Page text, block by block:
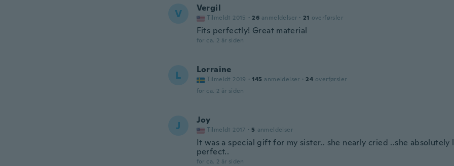
V Vergil
Tilmeldt 2015 · 26 anmeldelser · 21 overførsler
Fits perfectly! Great material
for ca. 2 år siden
L Lorraine
Tilmeldt 2019 · 145 anmeldelser · 24 overførsler
for ca. 2 år siden
J Joy
Tilmeldt 2017 · 5 anmeldelser
It was a special gift for my sister.. she nearly cried ..she absolutely
perfect..
for ca. 2 år siden